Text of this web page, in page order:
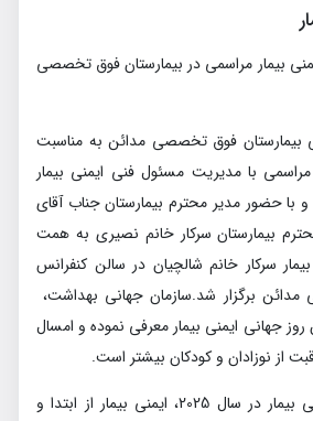
بيمار مراسمي در بيمارستان فوق تخصصي
بيمارستان فوق تخصصي مدائن به مناسبت
مراسمي با مديريت مسئول فني ايمني بيمار
با حضور مدير محترم بيمارستان جناب آقاي
بيمارستان سركار خانم نصيري به همت
سركار خانم شالچيان در سالن كنفرانس
برگزار شد.سازمان جهاني بهداشت،
روز جهاني ايمني بيمار معرفي نموده و امسال
از نوزادان و كودكان بيشتر است.
موضوع روز جهاني ايمني بيمار در سال 2025، ايمني بيمار از ابتدا و